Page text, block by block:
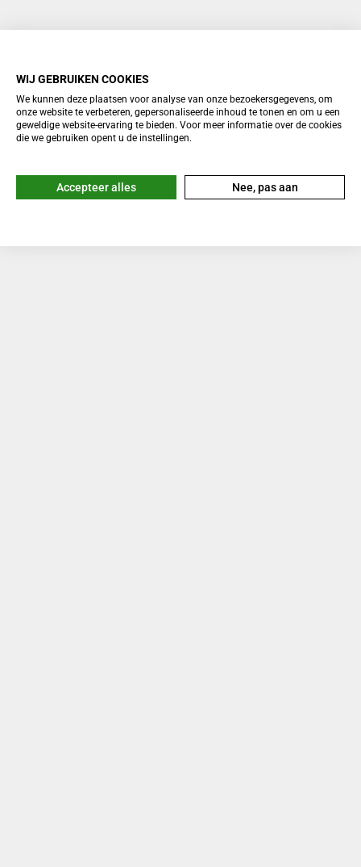
WIJ GEBRUIKEN COOKIES
We kunnen deze plaatsen voor analyse van onze bezoekersgegevens, om
onze website te verbeteren, gepersonaliseerde inhoud te tonen en om u een
geweldige website-ervaring te bieden. Voor meer informatie over de cookies
die we gebruiken opent u de instellingen.
Accepteer alles Nee, pas aan